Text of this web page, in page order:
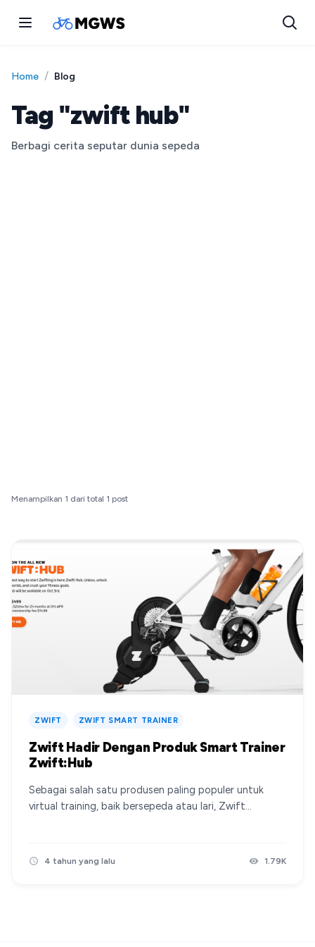
Home / Blog
Tag "zwift hub"
Berbagi cerita seputar dunia sepeda
Menampilkan 1 dari total 1 post
ZWIFT ZWIFT SMART TRAINER
Zwift Hadir Dengan Produk Smart Trainer
Zwift:Hub
Sebagai salah satu produsen paling populer untuk
virtual training, baik bersepeda atau lari, Zwift
Zwift:Hub. Mulai dari 499USD Smart trainer biasanya
4 tahun yang lalu 1.79K